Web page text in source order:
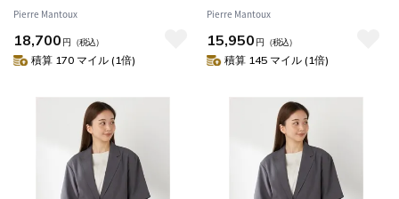
Pierre Mantoux
18,700 円 （税込）
積算 170 マイル (1倍)
Pierre Mantoux
15,950 円 （税込）
積算 145 マイル (1倍)